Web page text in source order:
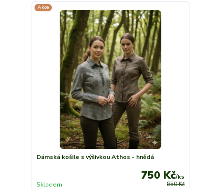
Akce
Dámská košile s výšivkou Athos - hnědá
850 Kč
750 Kč/ks
Skladem